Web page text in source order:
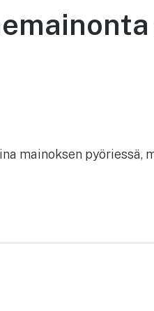
mainoksen pyöriessä,